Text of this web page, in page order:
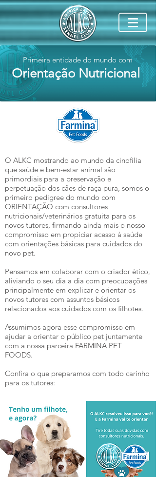
Primeira entidade do mundo com
Orientação Nutricional
O ALKC mostrando ao mundo da cinofilia
que saúde e bem-estar animal são
primordiais para a preservação e
perpetuação dos cães de raça pura, somos o
primeiro pedigree do mundo com
ORIENTAÇÃO com consultores
nutricionais/veterinários gratuita para os
novos tutores, firmando ainda mais o nosso
compromisso em propiciar acesso à saúde
com orientações básicas para cuidados do
novo pet.
Pensamos em colaborar com o criador ético,
aliviando o seu dia a dia com preocupações
principalmente em explicar e orientar os
novos tutores com assuntos básicos
relacionados aos cuidados com os filhotes.
Assumimos agora esse compromisso em
ajudar a orientar o público pet juntamente
com a nossa parceira FARMINA PET
FOODS.
Confira o que preparamos com todo carinho
para os tutores: